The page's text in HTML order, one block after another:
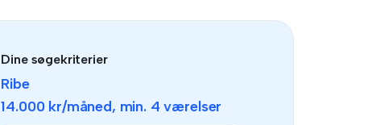
Dine søgekriterier
Ribe
14.000 kr/måned, min. 4 værelser